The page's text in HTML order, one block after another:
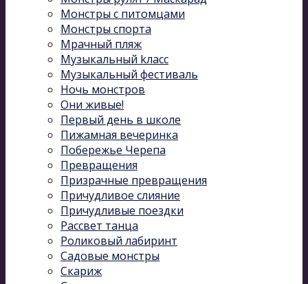
Монстры с питомцами
Монстры спорта
Мрачный пляж
Музыкальный kласс
Музыкальный фестиваль
Ночь монстров
Они живые!
Первый день в школе
Пижамная вечеринка
Побережье Черепа
Превращения
Призрачные превращения
Причудливое слияние
Причудливые поездки
Рассвет танца
Роликовый лабиринт
Садовые монстры
Скариж